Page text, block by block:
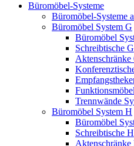
Büromöbel-Systeme
Büromöbel-Systeme
Büromöbel System G
Büromöbel
Schreibtische G
Aktenschränke
Trennwände
Büromöbel System H
Büromöbel
Schreibtische H
Aktenschränke